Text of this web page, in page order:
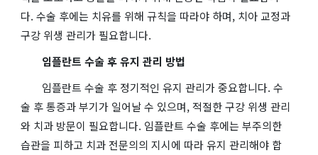
다. 수술 후에는 치유를 위해 규칙을 따라야 하며, 치아 교정과
구강 위생 관리가 필요합니다.
임플란트 수술 후 유지 관리 방법
임플란트 수술 후 정기적인 유지 관리가 중요합니다. 수
술 후 통증과 부기가 일어날 수 있으며, 적절한 구강 위생 관리
와 치과 방문이 필요합니다. 임플란트 수술 후에는 부주의한
습관을 피하고 치과 전문의의 지시에 따라 유지 관리해야 합